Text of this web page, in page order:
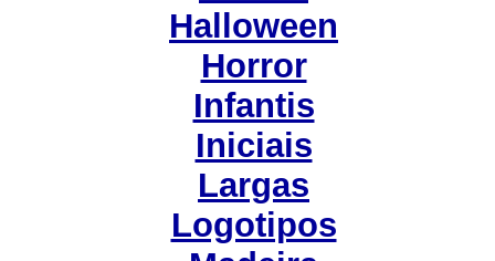
Halloween
Horror
Infantis
Iniciais
Largas
Logotipos